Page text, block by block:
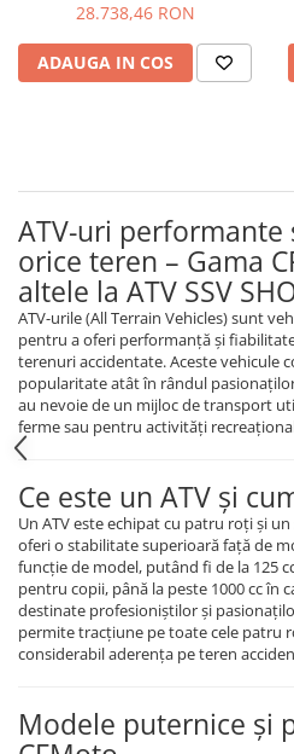
Rucsac
ECHIPAMENTE SKIJET
CONSUMABILE
VEHICULE RULATE
28.738,46 RON
ADAUGA IN COS
ATV-uri
orice teren – Gama
altele la ATV SSV
ATV-urile (All Terrain Vehicles) sunt
pentru a oferi performanță și
terenuri accidentate. Aceste vehicule
popularitate atât în rândul
au nevoie de un mijloc de transport
ferme sau pentru activități
Ce este un ATV și
Un ATV este echipat cu patru roți și
oferi o stabilitate superioară față de
funcție de model, putând fi de la 125
pentru copii, până la peste 1000 cc în
destinate profesioniștilor și
permite tracțiune pe toate cele patru
considerabil aderența pe teren
Modele puternice și